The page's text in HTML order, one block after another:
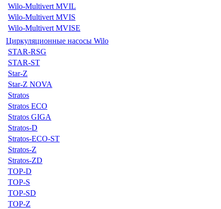
Wilo-Multivert MVIL
Wilo-Multivert MVIS
Wilo-Multivert MVISE
Циркуляционные насосы Wilo
STAR-RSG
STAR-ST
Star-Z
Star-Z NOVA
Stratos
Stratos ECO
Stratos GIGA
Stratos-D
Stratos-ECO-ST
Stratos-Z
Stratos-ZD
TOP-D
TOP-S
TOP-SD
TOP-Z